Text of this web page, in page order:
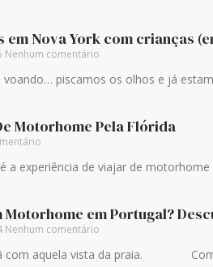
em Nova York com crianças
Nenhum comentário
piscamos os olhos e já
Motorhome Pela Flórida
experiência de viajar de
Motorhome em Portugal?
Nenhum comentário
com aquela vista da praia. Como